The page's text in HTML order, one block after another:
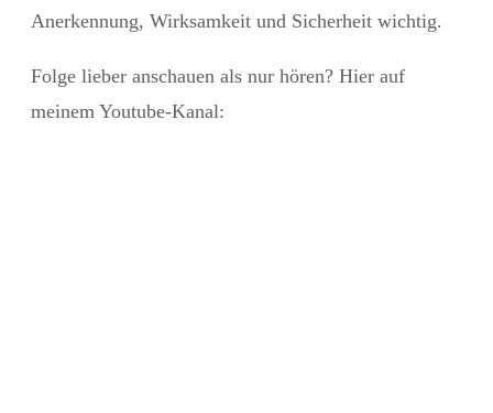
Anerkennung, Wirksamkeit und Sicherheit wichtig.
Folge lieber anschauen als nur hören? Hier auf
meinem Youtube-Kanal: